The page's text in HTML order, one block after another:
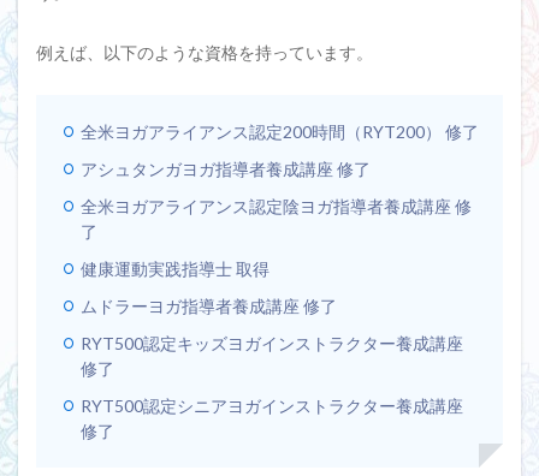
例えば、以下のような資格を持っています。
全米ヨガアライアンス認定200時間（RYT200） 修了
アシュタンガヨガ指導者養成講座 修了
全米ヨガアライアンス認定陰ヨガ指導者養成講座 修
了
健康運動実践指導士 取得
ムドラーヨガ指導者養成講座 修了
RYT500認定キッズヨガインストラクター養成講座
修了
RYT500認定シニアヨガインストラクター養成講座
修了